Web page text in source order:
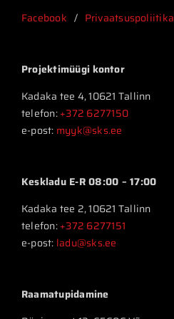
Facebook / Privaatsuspoliitika
Projektimüügi kontor
Kadaka tee 4, 10621 Tallinn
telefon:+372 6277150
e-post: myyk@sks.ee
Keskladu E-R 08:00 – 17:00
Kadaka tee 2, 10621 Tallinn
telefon:+372 6277151
e-post: ladu@sks.ee
Raamatupidamine